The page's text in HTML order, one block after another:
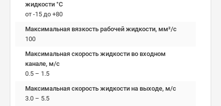
жидкости °C
от -15 до +80
Максимальная вязкость рабочей жидкости, мм²/c
100
Максимальная скорость жидкости во входном
канале, м/с
0.5 – 1.5
Максимальная скорость жидкости на выходе, м/с
3.0 – 5.5